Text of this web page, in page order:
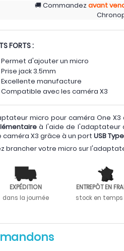
Commandezavant
FORTS :
Permet d'ajouter un micro
Prise jack 3.5mm
Excellente manufacture
Compatible avec les caméra X3
micro pour caméra One
à l'aide de l'adaptateur
caméra X3 grâce à un port USB
brancher votre micro sur
EXPÉDITION
dans la journée
ENTREPÔT EN
stock en temps